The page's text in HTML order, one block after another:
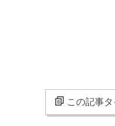
この記事